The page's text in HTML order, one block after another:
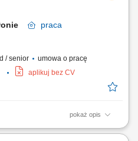
jakościowych, Dbałość o
praca
/ senior
umowa o pracę
aplikuj bez CV
pokaż opis
kadrowej pracowników, wsparcie